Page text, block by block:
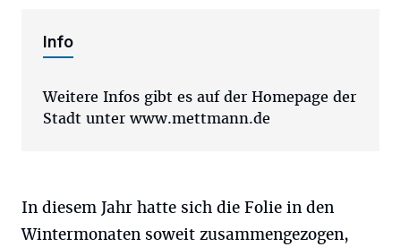
Info
Weitere Infos gibt es auf der Homepage der
Stadt unter www.mettmann.de
In diesem Jahr hatte sich die Folie in den
Wintermonaten soweit zusammengezogen,